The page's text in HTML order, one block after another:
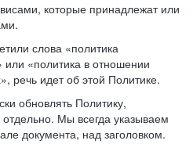
которые принадлежат или
слова «политика
«политика в отношении
речь идет об этой Политике.
обновлять Политику,
Мы всегда указываем
документа, над заголовком.